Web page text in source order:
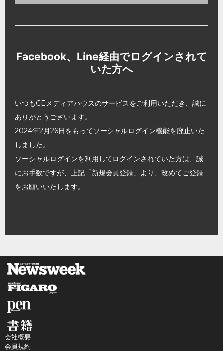
Facebook、Line経由でログインされて
いた方へ
いつもCEメディアハウスのサービスをご利用いただき、誠に
ありがとうございます。
2024年2月26日をもってソーシャルログイン機能を廃止いた
しました。
ソーシャルログインを利用してログインされていた方は、誠
にお手数ですが、上記「新規会員登録」より、改めてご登録
をお願いいたします。
会社概要
会員規約